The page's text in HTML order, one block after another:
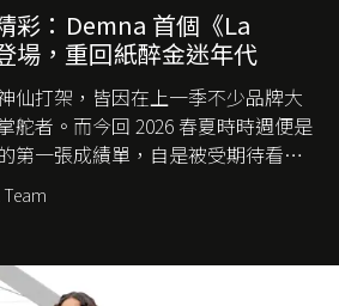
彩：Demna 首個《La
場，重回紙醉金迷年代
仙打架，皆因在上一季不少品牌大
舵者。而今回 2026 春夏時時週便是
第一張成績單，自是被受期待看他
利老牌 Gucci 在過去幾個季度業績
命成功曾翻轉 Balenciaga 的愛將
元，大眾擔心走得太前的 Demna
，最後變成三不像。而從剛剛推出
Team